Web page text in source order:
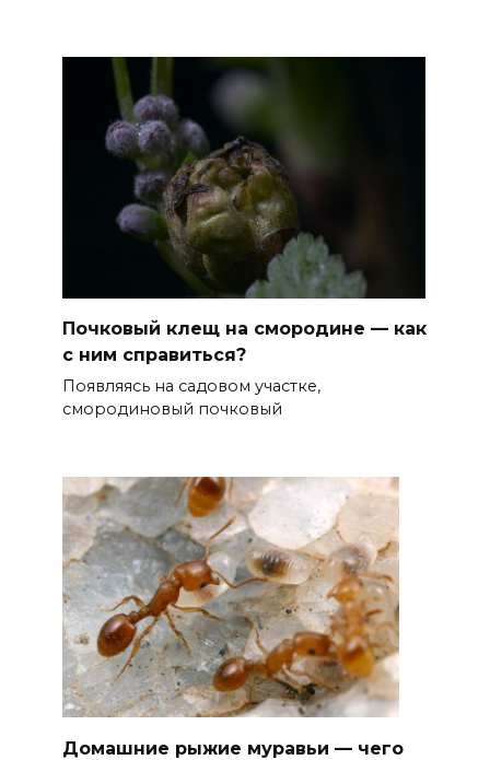
Почковый клещ на смородине — как
с ним справиться?
Появляясь на садовом участке,
смородиновый почковый
Домашние рыжие муравьи — чего